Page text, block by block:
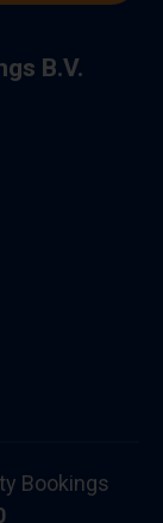
B.V.
Bookings